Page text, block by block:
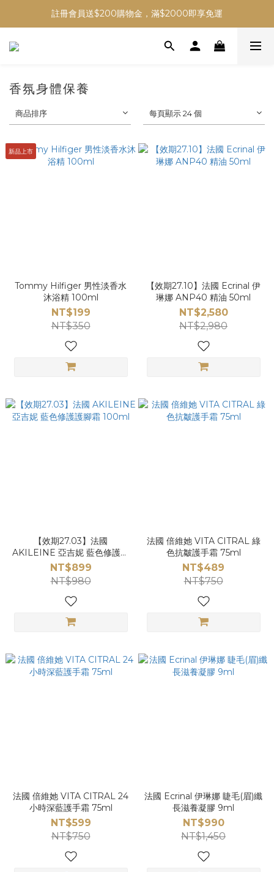
註冊會員送$200購物金，滿$2000即享免運
香氛身體保養
商品排序 每頁顯示 24 個
新品上市
Tommy Hilfiger 男性淡香水
沐浴精 100ml
NT$199
NT$350
【效期27.10】法國 Ecrinal 伊
琳娜 ANP40 精油 50ml
NT$2,580
NT$2,980
【效期27.03】法國
AKILEINE 亞吉妮 藍色修護護
腳霜 100ml
NT$899
NT$980
法國 倍維她 VITA CITRAL 綠
色抗皺護手霜 75ml
NT$489
NT$750
法國 倍維她 VITA CITRAL 24
小時深藍護手霜 75ml
NT$599
NT$750
法國 Ecrinal 伊琳娜 睫毛(眉)纖
長滋養凝膠 9ml
NT$990
NT$1,450